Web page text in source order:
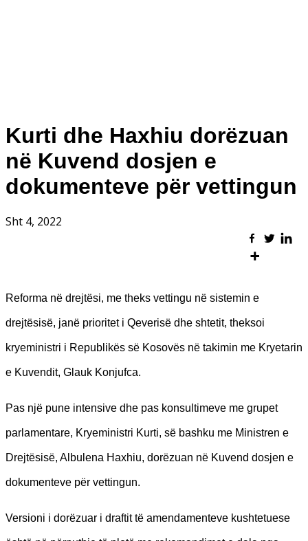
Kurti dhe Haxhiu dorëzuan
në Kuvend dosjen e
dokumenteve për vettingun
Sht 4, 2022
Reforma në drejtësi, me theks vettingu në sistemin e
drejtësisë, janë prioritet i Qeverisë dhe shtetit, theksoi
kryeministri i Republikës së Kosovës në takimin me Kryetarin
e Kuvendit, Glauk Konjufca.
Pas një pune intensive dhe pas konsultimeve me grupet
parlamentare, Kryeministri Kurti, së bashku me Ministren e
Drejtësisë, Albulena Haxhiu, dorëzuan në Kuvend dosjen e
dokumenteve për vettingun.
Versioni i dorëzuar i draftit të amendamenteve kushtetuese